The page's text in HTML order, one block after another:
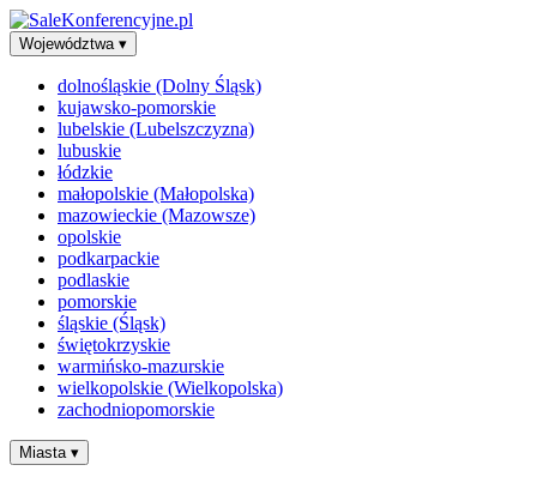
Województwa ▾
dolnośląskie (Dolny Śląsk)
kujawsko-pomorskie
lubelskie (Lubelszczyzna)
lubuskie
łódzkie
małopolskie (Małopolska)
mazowieckie (Mazowsze)
opolskie
podkarpackie
podlaskie
pomorskie
śląskie (Śląsk)
świętokrzyskie
warmińsko-mazurskie
wielkopolskie (Wielkopolska)
zachodniopomorskie
Miasta ▾